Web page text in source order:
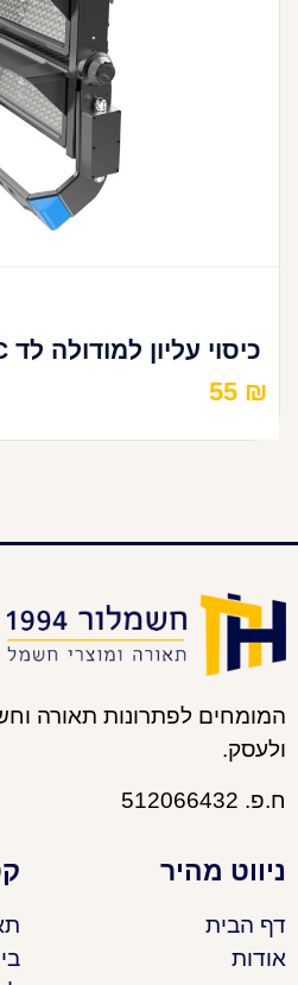
כיסוי עליון למודולה לד OLYMPIC
55 ₪
המומחים לפתרונות תאורה
ולעסק.
ח.פ. 512066432
ניווט מהיר
דף הבית
אודות